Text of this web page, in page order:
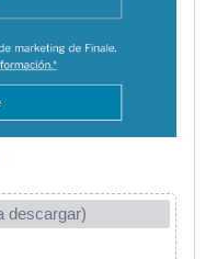
descargar)